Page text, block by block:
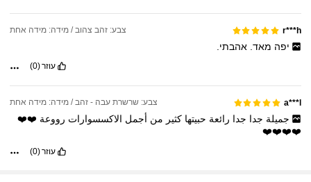
r***h צבע: זהב צהוב / מידה: מידה אחת
יפה מאד. אהבתי.
עוזר(0)
a***l צבע: שרשרת עבה - זהב / מידה: מידה אחת
جميلة جدا جدا رائعة حبيتها كثير من أجمل الاكسسوارات رووعة ❤️❤️
❤️❤️❤️❤️
עוזר(0)